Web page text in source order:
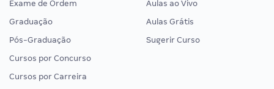
Exame de Ordem
Graduação
Pós-Graduação
Cursos por Concurso
Cursos por Carreira
Aulas ao Vivo
Aulas Grátis
Sugerir Curso